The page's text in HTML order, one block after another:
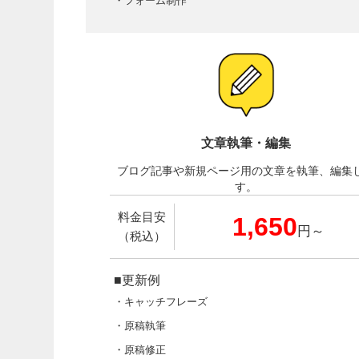
文章執筆・編集
ブログ記事や新規ページ用の文章を執筆、編集
す。
料金目安
（税込）
1,650 円～
■更新例
・キャッチフレーズ
・原稿執筆
・原稿修正